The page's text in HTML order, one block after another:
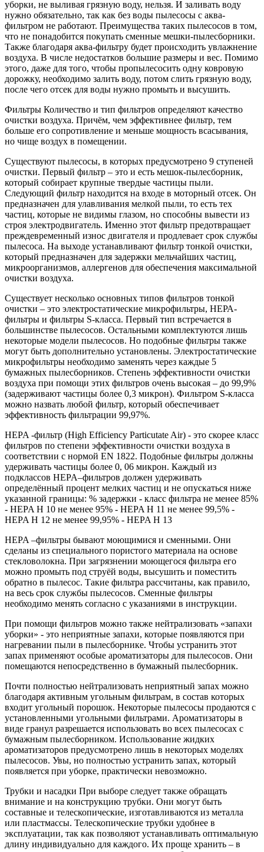
уборки, не выливая грязную воду, нельзя. И заливать воду
нужно обязательно, так как без воды пылесосы с аква-
фильтром не работают. Преимущества таких пылесосов в том,
что не понадобится покупать сменные мешки-пылесборники.
Также благодаря аква-фильтру будет происходить увлажнение
воздуха. В числе недостатков большие размеры и вес. Помимо
этого, даже для того, чтобы пропылесосить одну ковровую
дорожку, необходимо залить воду, потом слить грязную воду,
после чего отсек для воды нужно промыть и высушить.
Фильтры Количество и тип фильтров определяют качество
очистки воздуха. Причём, чем эффективнее фильтр, тем
больше его сопротивление и меньше мощность всасывания,
но чище воздух в помещении.
Существуют пылесосы, в которых предусмотрено 9 ступеней
очистки. Первый фильтр – это и есть мешок-пылесборник,
который собирает крупные твердые частицы пыли.
Следующий фильтр находится на входе в моторный отсек. Он
предназначен для улавливания мелкой пыли, то есть тех
частиц, которые не видимы глазом, но способны вывести из
строя электродвигатель. Именно этот фильтр предотвращает
преждевременный износ двигателя и продлевает срок службы
пылесоса. На выходе устанавливают фильтр тонкой очистки,
который предназначен для задержки мельчайших частиц,
микроорганизмов, аллергенов для обеспечения максимальной
очистки воздуха.
Существует несколько основных типов фильтров тонкой
очистки – это электростатические микрофильтры, НЕРА-
фильтры и фильтры S-класса. Первый тип встречается в
большинстве пылесосов. Остальными комплектуются лишь
некоторые модели пылесосов. Но подобные фильтры также
могут быть дополнительно установлены. Электростатические
микрофильтры необходимо заменять через каждые 5
бумажных пылесборников. Степень эффективности очистки
воздуха при помощи этих фильтров очень высокая – до 99,9%
(задерживают частицы более 0,3 микрон). Фильтром S-класса
можно назвать любой фильтр, который обеспечивает
эффективность фильтрации 99,97%.
HEPA -фильтр (High Efficiency Particutate Air) - это скорее класс
фильтров по степени эффективности очистки воздуха в
соответствии с нормой EN 1822. Подобные фильтры должны
удерживать частицы более 0, 06 микрон. Каждый из
подклассов HEPA–фильтров должен удерживать
определённый процент мелких частиц и не опускаться ниже
указанной границы: % задержки - класс фильтра не менее 85%
- HEPA Н 10 не менее 95% - HEPA Н 11 не менее 99,5% -
HEPA Н 12 не менее 99,95% - HEPA Н 13
HEPA –фильтры бывают моющимися и сменными. Они
сделаны из специального пористого материала на основе
стекловолокна. При загрязнении моющегося фильтра его
можно промыть под струёй воды, высушить и поместить
обратно в пылесос. Такие фильтра рассчитаны, как правило,
на весь срок службы пылесосов. Сменные фильтры
необходимо менять согласно с указаниями в инструкции.
При помощи фильтров можно также нейтрализовать «запахи
уборки» - это неприятные запахи, которые появляются при
нагревании пыли в пылесборнике. Чтобы устранить этот
запах применяют особые ароматизаторы для пылесосов. Они
помещаются непосредственно в бумажный пылесборник.
Почти полностью нейтрализовать неприятный запах можно
благодаря активным угольным фильтрам, в состав которых
входит угольный порошок. Некоторые пылесосы продаются с
установленными угольными фильтрами. Ароматизаторы в
виде гранул разрешается использовать во всех пылесосах с
бумажным пылесборником. Использование жидких
ароматизаторов предусмотрено лишь в некоторых моделях
пылесосов. Увы, но полностью устранить запах, который
появляется при уборке, практически невозможно.
Трубки и насадки При выборе следует также обращать
внимание и на конструкцию трубки. Они могут быть
составные и телескопические, изготавливаются из металла
или пластмассы. Телескопические трубки удобнее в
эксплуатации, так как позволяют устанавливать оптимальную
длину индивидуально для каждого. Их проще хранить – в